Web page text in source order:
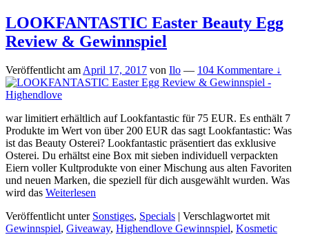
LOOKFANTASTIC Easter Beauty Egg
Review & Gewinnspiel
Veröffentlicht amApril 17, 2017 von Ilo — 104 Kommentare ↓
war limitiert erhältlich auf Lookfantastic für 75 EUR. Es enthält 7
Produkte im Wert von über 200 EUR das sagt Lookfantastic: Was
ist das Beauty Osterei? Lookfantastic präsentiert das exklusive
Osterei. Du erhältst eine Box mit sieben individuell verpackten
Eiern voller Kultprodukte von einer Mischung aus alten Favoriten
und neuen Marken, die speziell für dich ausgewählt wurden. Was
wird das Weiterlesen
Veröffentlicht unter Sonstiges, Specials | Verschlagwortet mit
Gewinnspiel, Giveaway, Highendlove Gewinnspiel, Kosmetic